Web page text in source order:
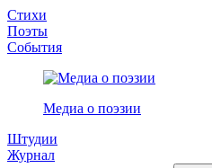
Стихи
Поэты
События
Медиа о поэзии
Штудии
Журнал